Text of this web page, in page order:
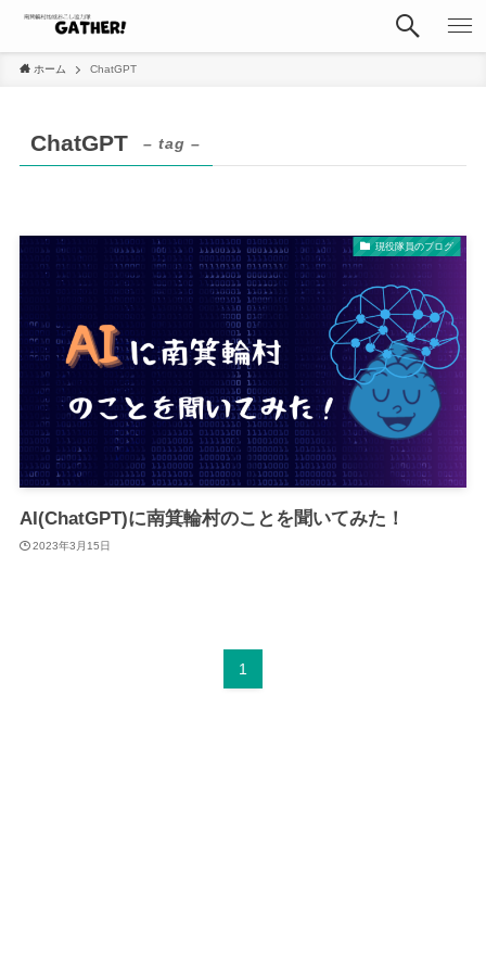
ホーム ChatGPT
ChatGPT – tag –
現役隊員のブログ
AI(ChatGPT)に南箕輪村のことを聞いてみた！
2023年3月15日
1